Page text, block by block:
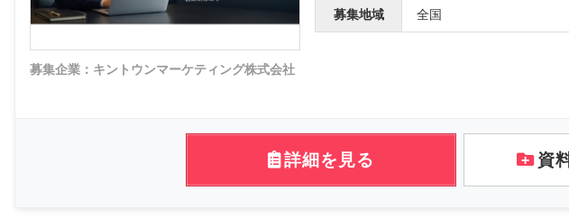
募集企業：キントウンマーケティング株式会社
募集地域 全国
詳細を見る 資